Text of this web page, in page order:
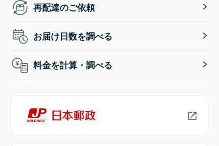
再配達のご依頼
お届け日数を調べる
料金を計算・調べる